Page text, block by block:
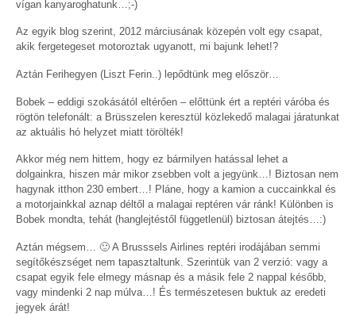
vígan kanyaroghatunk…;-)
Az egyik blog szerint, 2012 márciusának közepén volt egy csapat,
akik fergetegeset motoroztak ugyanott, mi bajunk lehet!?
Aztán Ferihegyen (Liszt Ferin..) lepődtünk meg először…
Bobek – eddigi szokásától eltérően – előttünk ért a reptéri váróba és
rögtön telefonált: a Brüsszelen keresztül közlekedő malagai járatunkat
az aktuális hó helyzet miatt törölték!
Akkor még nem hittem, hogy ez bármilyen hatással lehet a
dolgainkra, hiszen már mikor zsebben volt a jegyünk…! Biztosan nem
hagynak itthon 230 embert…! Pláne, hogy a kamion a cuccainkkal és
a motorjainkkal aznap déltől a malagai reptéren vár ránk! Különben is
Bobek mondta, tehát (hanglejtéstől függetlenül) biztosan átejtés…:)
Aztán mégsem… 🙂 A Brusssels Airlines reptéri irodájában semmi
segítőkészséget nem tapasztaltunk. Szerintük van 2 verzió: vagy a
csapat egyik fele elmegy másnap és a másik fele 2 nappal később,
vagy mindenki 2 nap múlva…! És természetesen buktuk az eredeti
jegyek árát!